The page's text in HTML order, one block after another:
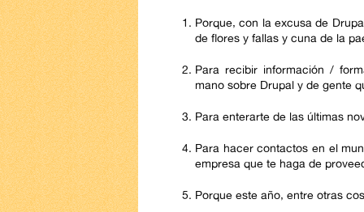
Porque, con la excusa de
de flores y fallas y cuna de la
Para recibir información /
mano sobre Drupal y de gente
Para enterarte de las últimas
Para hacer contactos en el
empresa que te haga de
Porque este año, entre otras